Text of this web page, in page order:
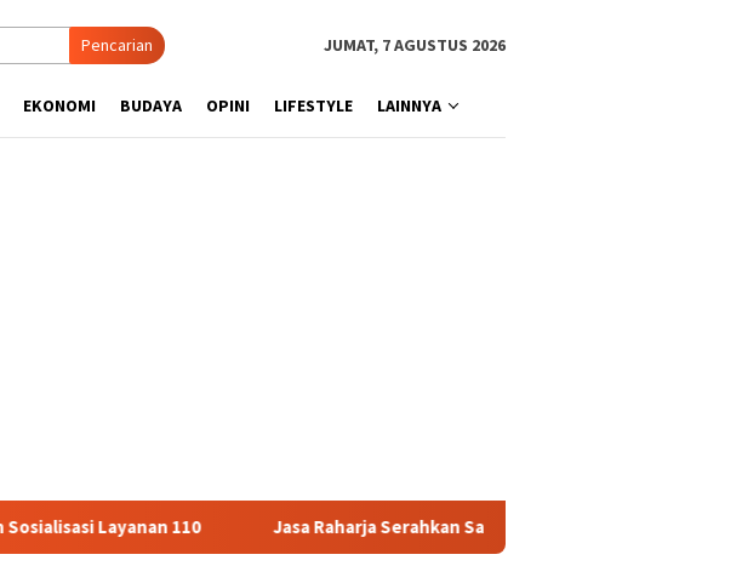
Pencarian JUMAT, 7 AGUSTUS 2026
EKONOMI BUDAYA OPINI LIFESTYLE LAINNYA
Jasa Raharja Serahkan Santunan kepada Ahli Waris Korban Kebakaran KM Mutiara